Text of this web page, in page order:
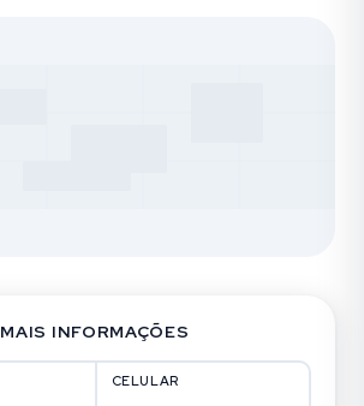
MAIS INFORMAÇÕES
CELULAR